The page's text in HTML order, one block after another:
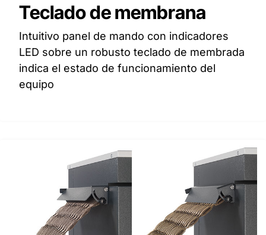
Teclado de membrana
Intuitivo panel de mando con indicadores
LED sobre un robusto teclado de membrada
indica el estado de funcionamiento del
equipo